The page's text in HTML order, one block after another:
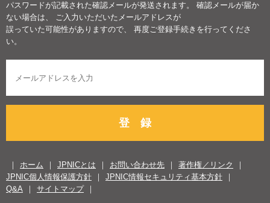
パスワードが記載された確認メールが発送されます。 確認メールが届か
ない場合は、 ご入力いただいたメールアドレスが
誤っていた可能性がありますので、 再度ご登録手続きを行ってくださ
い。
登 録
ホーム JPNICとは お問い合わせ先
著作権／リンク
JPNIC個人情報保護方針
JPNIC情報セキュリティ基本方針
Q&A
サイトマップ